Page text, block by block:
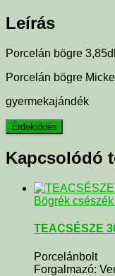
Leírás
Porcelán bögre
Porcelán bögre
gyermekajándék
Kapcsolódó
Bögrék
TEACSÉSZE
Porcelánbolt
Forgalmazó: